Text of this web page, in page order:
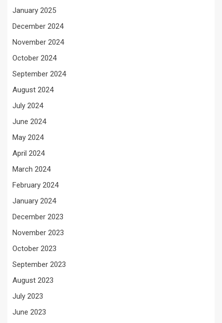
January 2025
December 2024
November 2024
October 2024
September 2024
August 2024
July 2024
June 2024
May 2024
April 2024
March 2024
February 2024
January 2024
December 2023
November 2023
October 2023
September 2023
August 2023
July 2023
June 2023